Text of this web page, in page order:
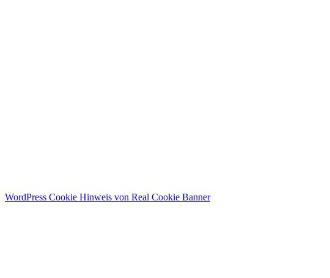
WordPress Cookie Hinweis von Real Cookie Banner